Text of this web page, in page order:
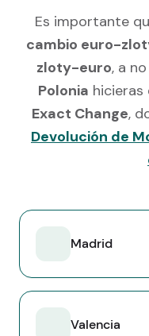
Es importante
cambio euro-
zloty-euro, a
Polonia hicieras
Exact Change,
Devolución de
Madrid
Valencia